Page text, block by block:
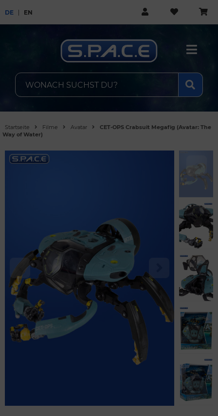
DE EN
Startseite Filme Avatar
CET-OPS Crabsuit Megafig (Avatar: The
Way of Water)